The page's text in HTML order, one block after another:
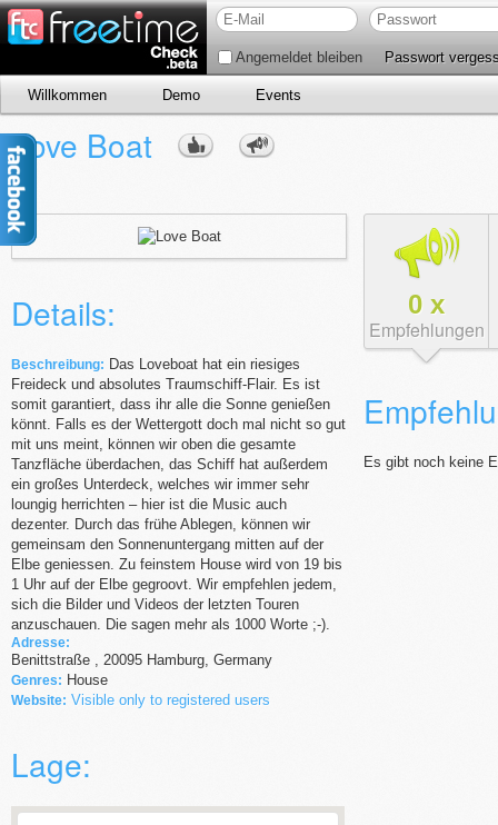
Angemeldet bleiben Passwort
Willkommen Demo Events
Love Boat
Details:
Beschreibung: Das Loveboat hat ein riesiges
Freideck und absolutes Traumschiff-Flair. Es ist
somit garantiert, dass ihr alle die Sonne genießen
könnt. Falls es der Wettergott doch mal nicht so gut
mit uns meint, können wir oben die gesamte
Tanzfläche überdachen, das Schiff hat außerdem
ein großes Unterdeck, welches wir immer sehr
loungig herrichten – hier ist die Music auch
dezenter. Durch das frühe Ablegen, können wir
gemeinsam den Sonnenuntergang mitten auf der
Elbe geniessen. Zu feinstem House wird von 19 bis
1 Uhr auf der Elbe gegroovt. Wir empfehlen jedem,
sich die Bilder und Videos der letzten Touren
anzuschauen. Die sagen mehr als 1000 Worte ;-).
Adresse:
Benittstraße 20095 Hamburg, Germany
Genres: House
Website: Visible only to registered users
Lage:
0 x
Empfehlungen
Es gibt noch keine